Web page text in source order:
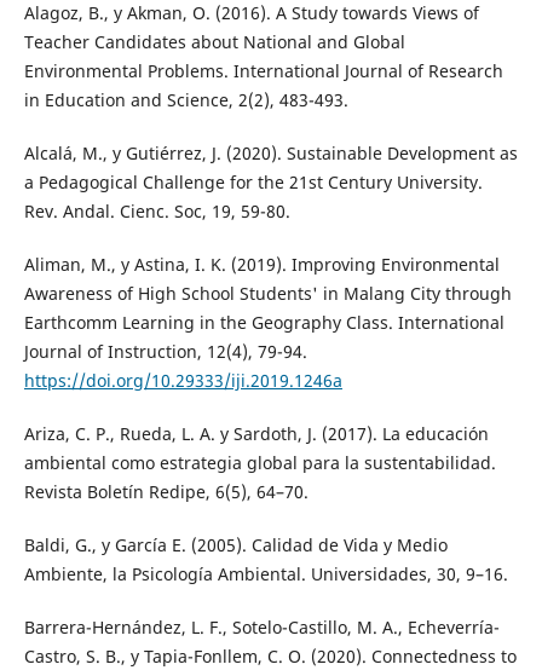
Alagoz, B., y Akman, O. (2016). A Study towards Views of
Teacher Candidates about National and Global
Environmental Problems. International Journal of Research
in Education and Science, 2(2), 483-493.
Alcalá, M., y Gutiérrez, J. (2020). Sustainable Development as
a Pedagogical Challenge for the 21st Century University.
Rev. Andal. Cienc. Soc, 19, 59-80.
Aliman, M., y Astina, I. K. (2019). Improving Environmental
Awareness of High School Students' in Malang City through
Earthcomm Learning in the Geography Class. International
Journal of Instruction, 12(4), 79-94.
https://doi.org/10.29333/iji.2019.1246a
Ariza, C. P., Rueda, L. A. y Sardoth, J. (2017). La educación
ambiental como estrategia global para la sustentabilidad.
Revista Boletín Redipe, 6(5), 64–70.
Baldi, G., y García E. (2005). Calidad de Vida y Medio
Ambiente, la Psicología Ambiental. Universidades, 30, 9–16.
Barrera-Hernández, L. F., Sotelo-Castillo, M. A., Echeverría-
Castro, S. B., y Tapia-Fonllem, C. O. (2020). Connectedness to